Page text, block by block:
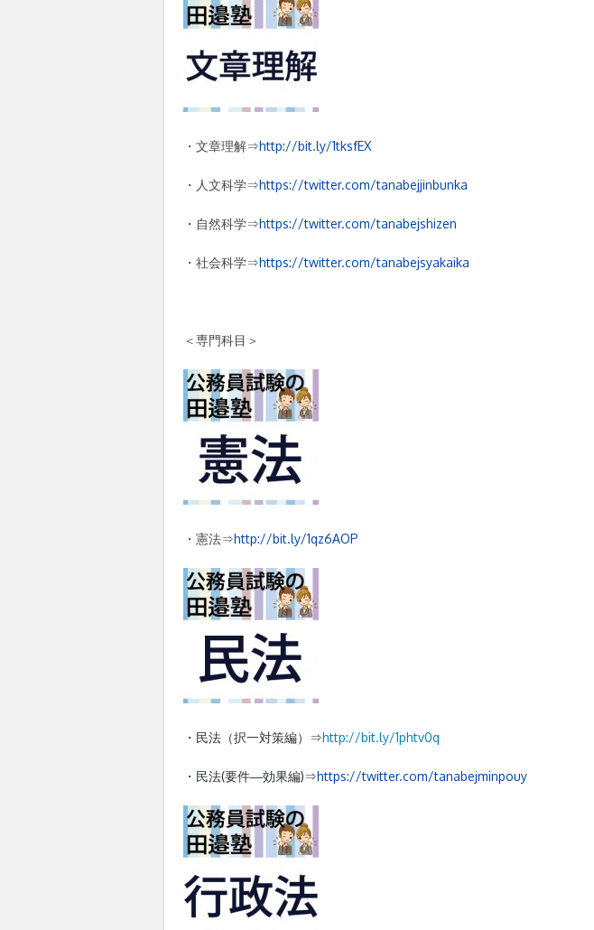
・文章理解⇒http://bit.ly/1tksfEX
・人文科学⇒https://twitter.com/tanabejjinbunka
・自然科学⇒https://twitter.com/tanabejshizen
・社会科学⇒https://twitter.com/tanabejsyakaika
＜専門科目＞
・憲法⇒http://bit.ly/1qz6AOP
・民法（択一対策編）⇒http://bit.ly/1phtv0q
・民法(要件―効果編)⇒https://twitter.com/tanabejminpouy